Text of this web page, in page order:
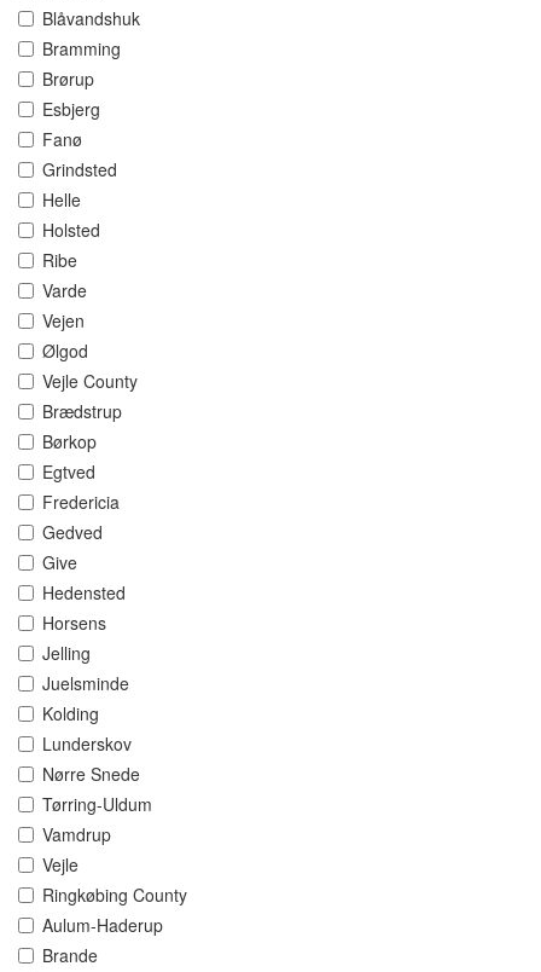
Blåvandshuk
Bramming
Brørup
Esbjerg
Fanø
Grindsted
Helle
Holsted
Ribe
Varde
Vejen
Ølgod
Vejle County
Brædstrup
Børkop
Egtved
Fredericia
Gedved
Give
Hedensted
Horsens
Jelling
Juelsminde
Kolding
Lunderskov
Nørre Snede
Tørring-Uldum
Vamdrup
Vejle
Ringkøbing County
Aulum-Haderup
Brande